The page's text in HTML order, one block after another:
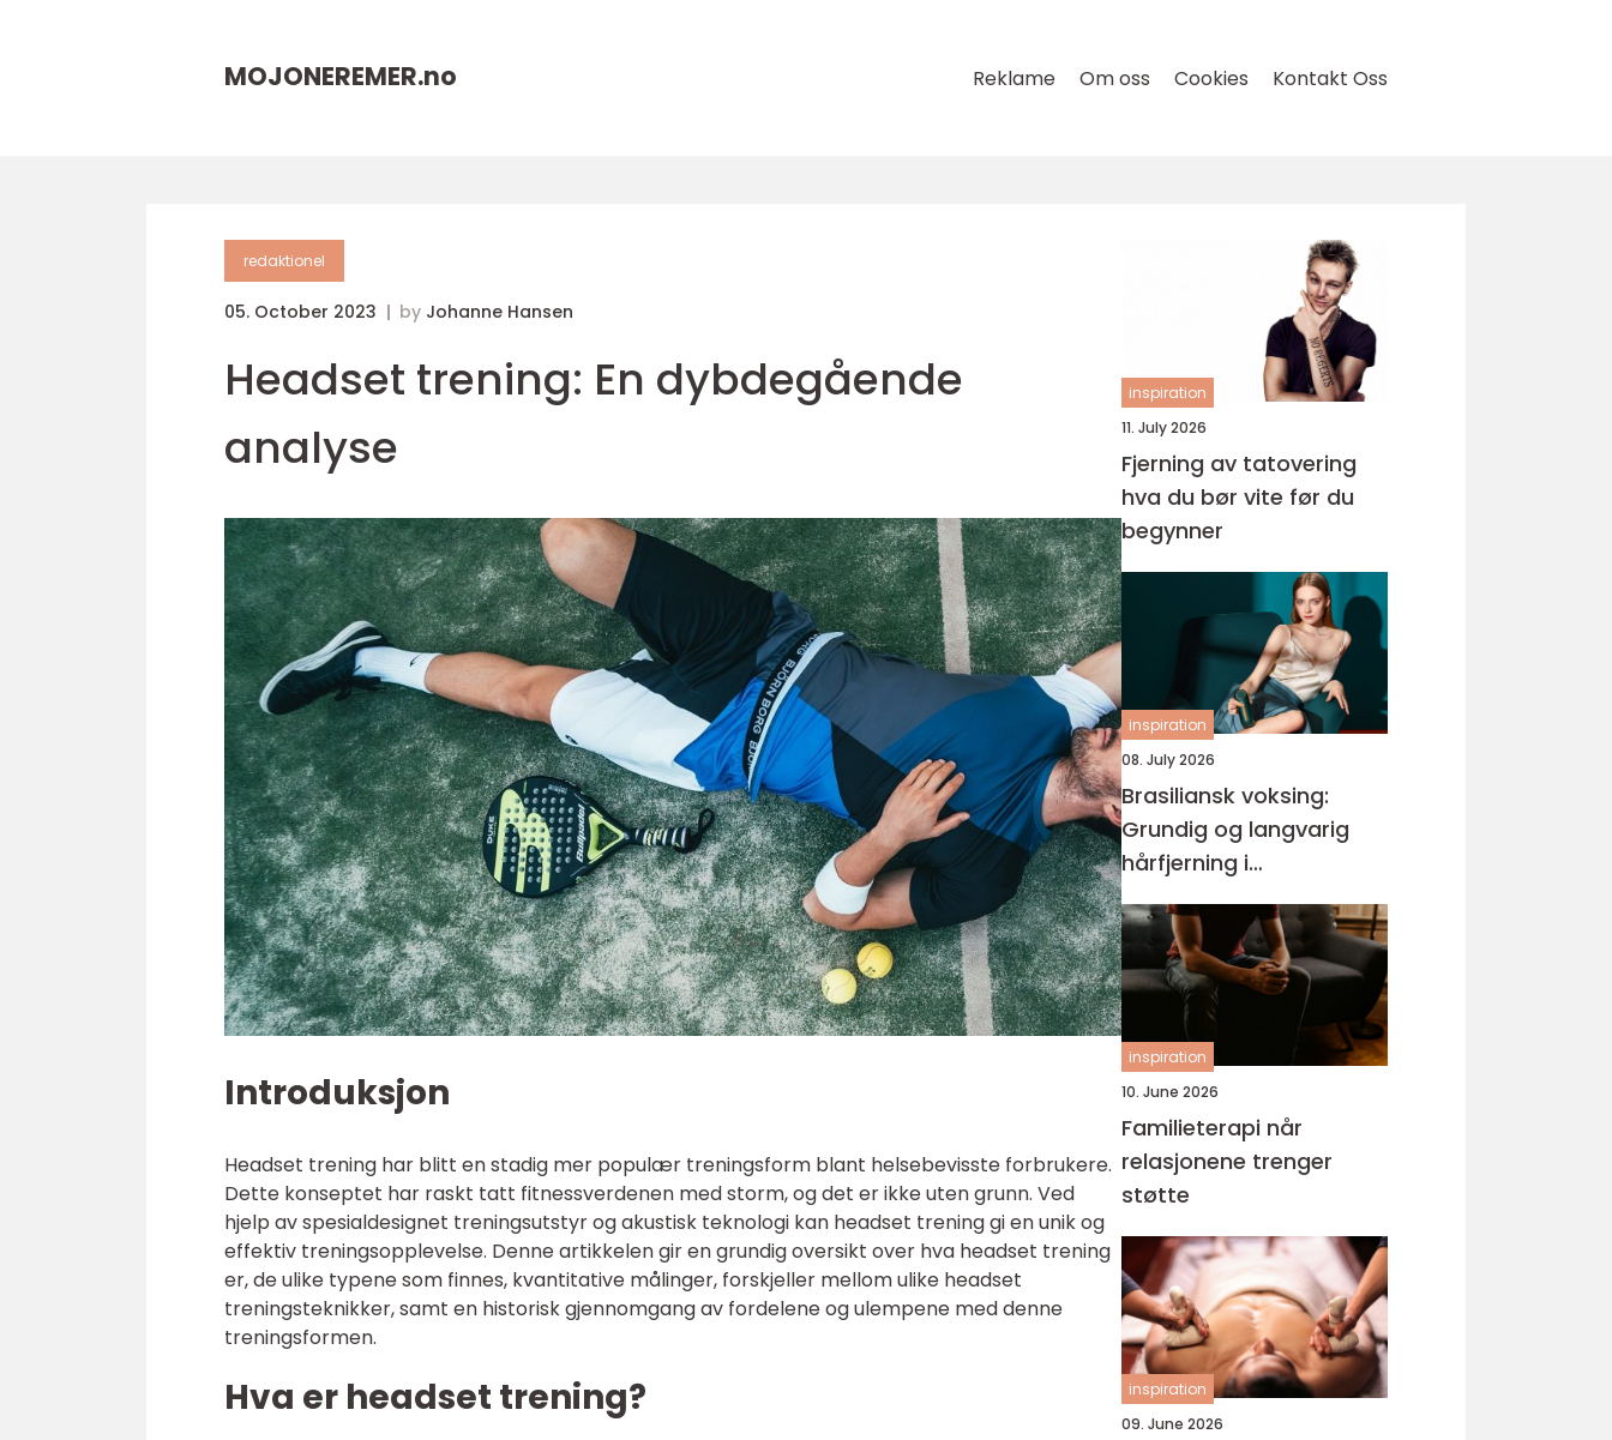
MOJONEREMER.no Reklame Om oss Cookies Kontakt Oss
redaktionel
05. October 2023 by Johanne Hansen
Headset trening: En dybdegående
analyse
Introduksjon
Headset trening har blitt en stadig mer populær treningsform blant helsebevisste forbrukere.
Dette konseptet har raskt tatt fitnessverdenen med storm, og det er ikke uten grunn. Ved
hjelp av spesialdesignet treningsutstyr og akustisk teknologi kan headset trening gi en unik og
effektiv treningsopplevelse. Denne artikkelen gir en grundig oversikt over hva headset trening
er, de ulike typene som finnes, kvantitative målinger, forskjeller mellom ulike headset
treningsteknikker, samt en historisk gjennomgang av fordelene og ulempene med denne
treningsformen.
Hva er headset trening?
inspiration
11. July 2026
Fjerning av tatovering
hva du bør vite før du
begynner
inspiration
08. July 2026
Brasiliansk voksing:
Grundig og langvarig
hårfjerning i
intimområdet
inspiration
10. June 2026
Familieterapi når
relasjonene trenger
støtte
inspiration
09. June 2026